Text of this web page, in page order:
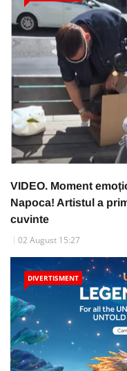
VIDEO. Moment
Napoca! Artistul a
cuvinte
02 August 15:27
DIVERTISMENT